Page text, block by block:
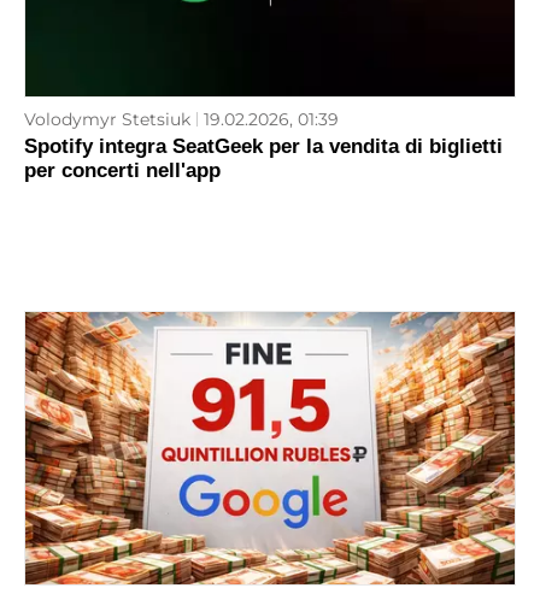
Volodymyr Stetsiuk 19.02.2026, 01:39
Spotify integra SeatGeek per la vendita di biglietti
per concerti nell'app